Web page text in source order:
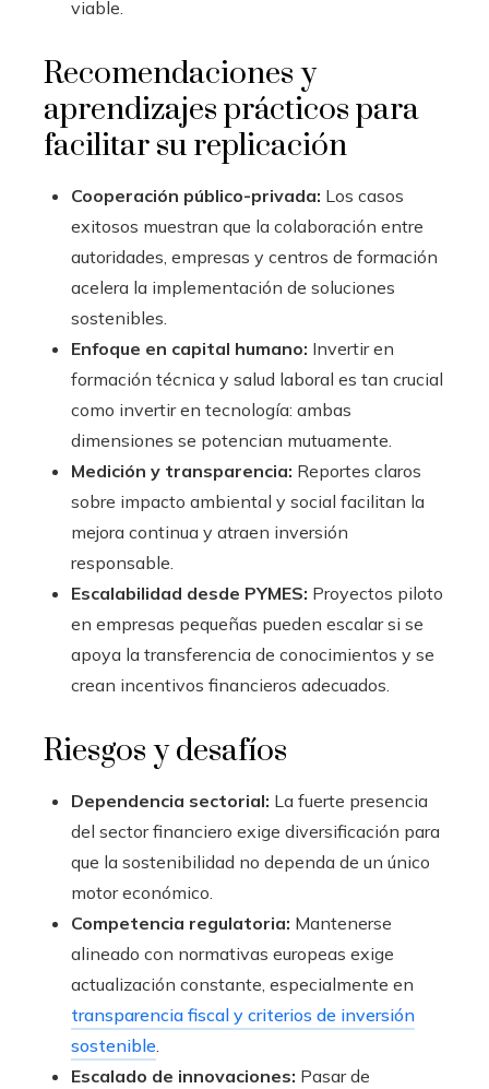
viable.
Recomendaciones y
aprendizajes prácticos para
facilitar su replicación
Cooperación público-privada: Los casos
exitosos muestran que la colaboración entre
autoridades, empresas y centros de formación
acelera la implementación de soluciones
sostenibles.
Enfoque en capital humano: Invertir en
formación técnica y salud laboral es tan crucial
como invertir en tecnología: ambas
dimensiones se potencian mutuamente.
Medición y transparencia: Reportes claros
sobre impacto ambiental y social facilitan la
mejora continua y atraen inversión
responsable.
Escalabilidad desde PYMES: Proyectos piloto
en empresas pequeñas pueden escalar si se
apoya la transferencia de conocimientos y se
crean incentivos financieros adecuados.
Riesgos y desafíos
Dependencia sectorial: La fuerte presencia
del sector financiero exige diversificación para
que la sostenibilidad no dependa de un único
motor económico.
Competencia regulatoria: Mantenerse
alineado con normativas europeas exige
actualización constante, especialmente en
transparencia fiscal y criterios de inversión
sostenible.
Escalado de innovaciones: Pasar de